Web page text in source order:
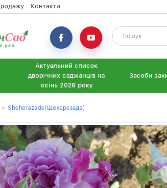
Контакти
Актуальний список
дворічних саджанців на
осінь 2026 року
Засоби
> Sheherazade(Шехерезада)